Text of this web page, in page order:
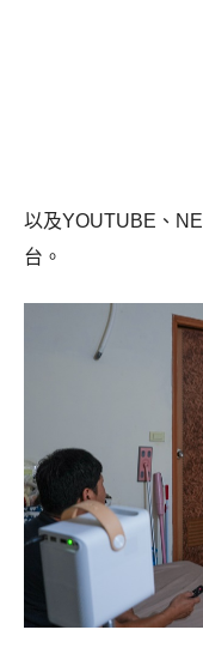
以及YOUTUBE、
台。